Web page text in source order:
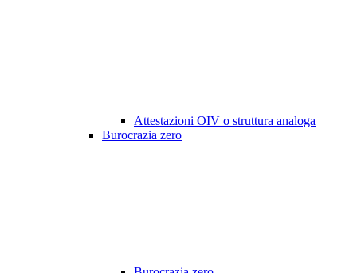
Attestazioni OIV o struttura analoga
Burocrazia zero